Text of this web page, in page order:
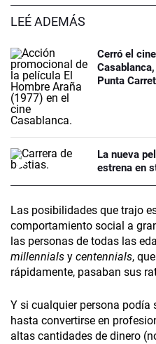
LEÉ ADEMÁS
Cerró el
Punta
La nueva
estrena en
Las posibilidades que trajo
comportamiento social a
las personas de todas las
millennials y centennials,
rápidamente, pasaban sus
Y si cualquier persona podía
hasta convertirse en
altas cantidades de dinero